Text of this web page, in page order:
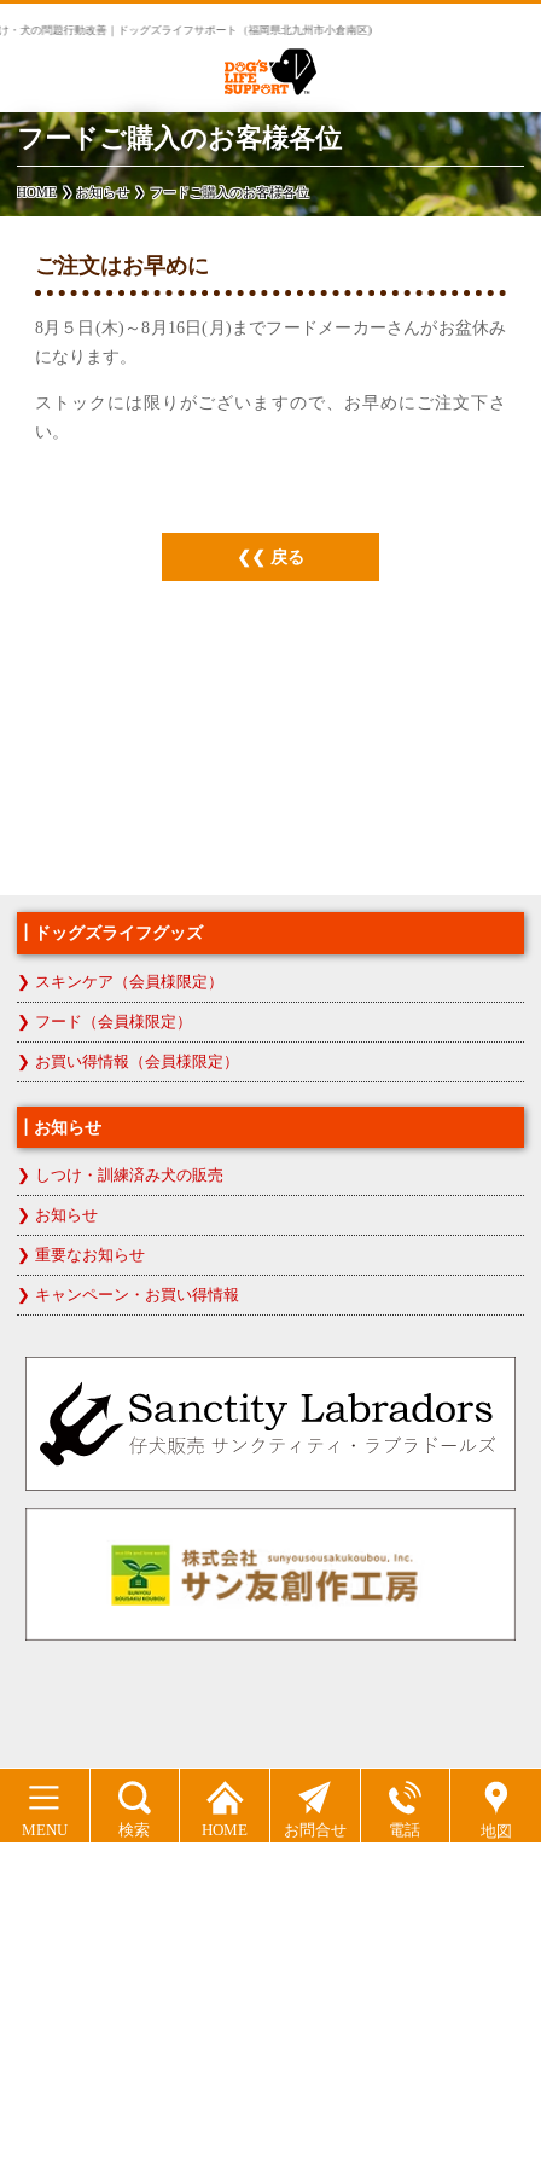
・犬の問題行動改善｜ドッグズライフサポート（福岡県北九州市小倉南区)
MENU 検索 HOME お問合せ 電話 地図
フードご購入のお客様各位
HOME お知らせ フードご購入のお客様各位
ご注文はお早めに
8月５日(木)～8月16日(月)までフードメーカーさんがお盆休み
になります。
ストックには限りがございますので、お早めにご注文下さ
い。
戻る
ドッグズライフグッズ
スキンケア（会員様限定）
フード（会員様限定）
お買い得情報（会員様限定）
お知らせ
しつけ・訓練済み犬の販売
お知らせ
重要なお知らせ
キャンペーン・お買い得情報